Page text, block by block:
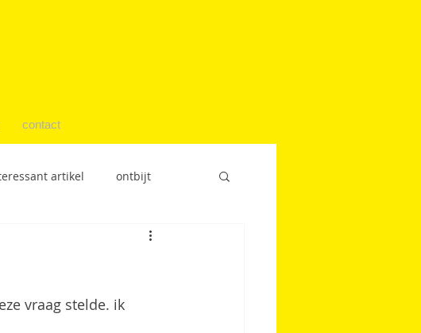
contact
artikel ontbijt
vraag stelde. ik